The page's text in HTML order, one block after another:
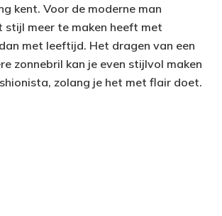
kent. Voor de moderne man
meer te maken heeft met
met leeftijd. Het dragen van een
zonnebril kan je even stijlvol maken
zolang je het met flair doet.